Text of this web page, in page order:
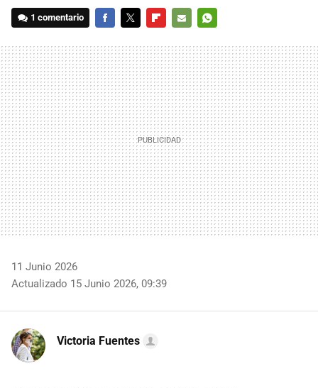
1 comentario
MAIL
11 Junio 2026
Actualizado 15 Junio 2026, 09:39
Victoria Fuentes